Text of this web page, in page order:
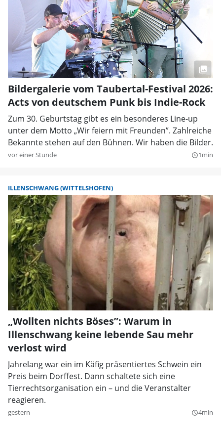
Bildergalerie vom Taubertal-Festival 2026:
Acts von deutschem Punk bis Indie-Rock
Zum 30. Geburtstag gibt es ein besonderes Line-up
unter dem Motto „Wir feiern mit Freunden”. Zahlreiche
Bekannte stehen auf den Bühnen. Wir haben die Bilder.
vor einer Stunde query_builder1min
ILLENSCHWANG (WITTELSHOFEN)
„Wollten nichts Böses”: Warum in
Illenschwang keine lebende Sau mehr
verlost wird
Jahrelang war ein im Käfig präsentiertes Schwein ein
Preis beim Dorffest. Dann schaltete sich eine
Tierrechtsorganisation ein – und die Veranstalter
reagieren.
gestern query_builder4min